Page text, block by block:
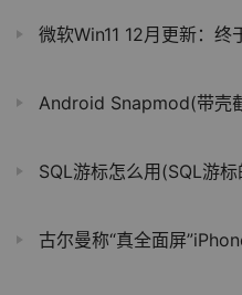
微软Win11 12月更新：终
Android Snapmod(带壳
SQL游标怎么用(SQL游
古尔曼称“真全面屏”iPhone 后